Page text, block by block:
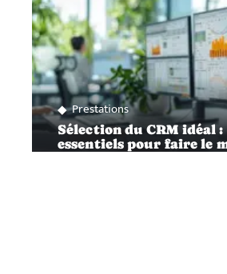
Prestations
Sélection du CRM idéal
essentiels pour faire le